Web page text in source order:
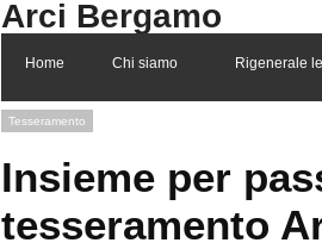
Arci Bergamo
Home Chi siamo Rigenerale
Tesseramento
Insieme per
tesseramento